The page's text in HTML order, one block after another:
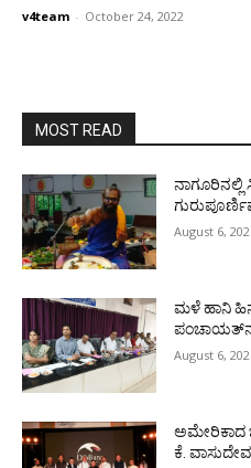
v4team - October 24, 2022
MOST READ
August 6,
ಮಳೆ ಹಾನಿ
August 6,
ಅಮೇರಿಕಾದ
ಕೆ.